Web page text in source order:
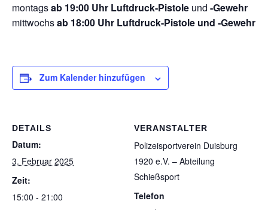
mon­tagsab 19:00 Uhr Luft­druck-Pis­tole und -Gewehr
mitt­wochsab 18:00 Uhr Luft­druck-Pis­tole und ‑Gewehr
Zum Kalender hinzufügen
DETAILS
Datum:
3. Februar 2025
Zeit:
15:00 - 21:00
VERANSTALTER
Poli­zei­sport­ver­ein Duis­burg
1920 e.V. – Abtei­lung
Schießsport
Telefon